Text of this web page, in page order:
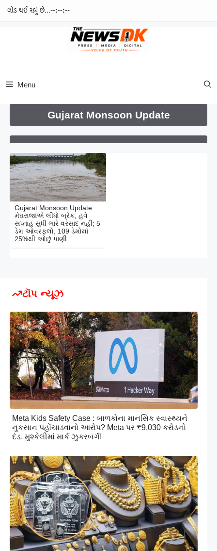
લોડ થઈ રહ્યું છે...--:--:--
Menu
Gujarat Monsoon Update
Gujarat Monsoon Update :
મેઘરાજાએ લીધો બ્રેક, હવે
સપ્તાહ સુધી ભારે વરસાદ નહીં; 5
ડેમ ઓવરફ્લો, 109 ડેમોમાં
25%થી ઓછું પાણી
ટૉપ ન્યૂઝ
Meta Kids Safety Case : બાળકોના માનસિક સ્વાસ્થ્યને
નુકસાન પહોંચાડવાનો આરોપ? Meta પર ₹9,030 કરોડનો
દંડ, મુશ્કેલીમાં માર્ક ઝુકરબર્ગ!